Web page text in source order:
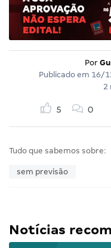
Por
Publicado em 16/
2
5 0
Tudo que sabemos sobre:
sem previsão
Notícias